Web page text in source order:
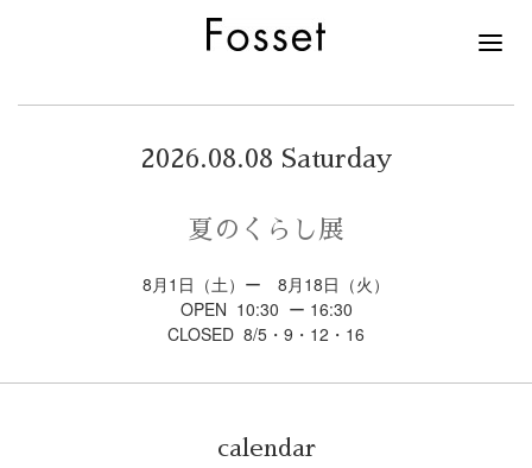
2026.08.08 Saturday
夏のくらし展
8月1日（土）ー 8月18日（火）
OPEN 10:30 ー 16:30
CLOSED 8/5・9・12・16
calendar